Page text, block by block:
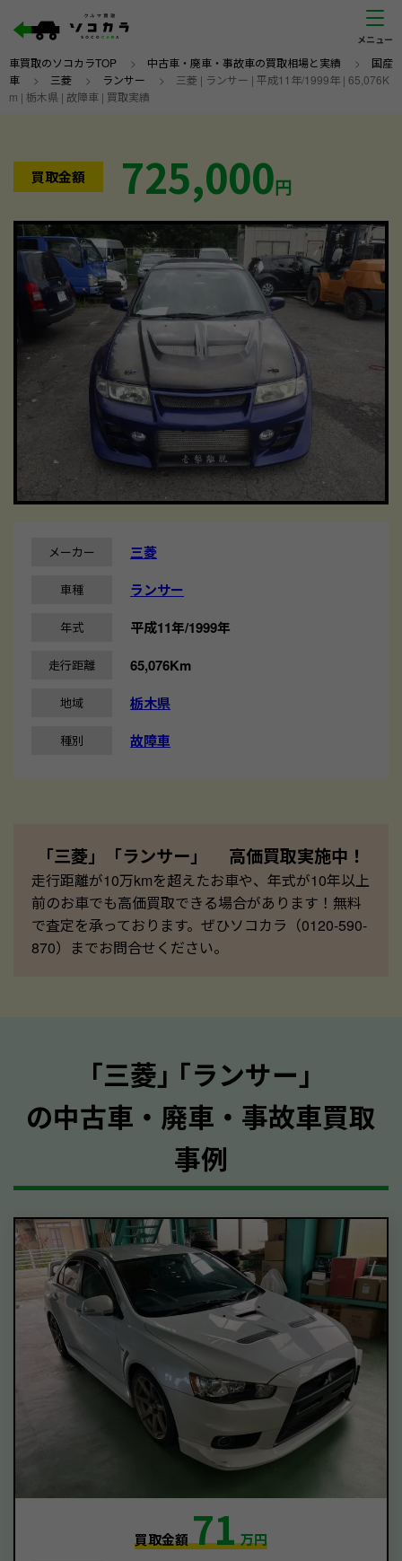
車買取のソコカラTOP > 中古車・廃車・事故車の買取相場と実績 > 国産
車 > 三菱 > ランサー > 三菱 | ランサー | 平成11年/1999年 | 65,076K
m | 栃木県 | 故障車 | 買取実績
買取金額 725,000円
メーカー 三菱
車種 ランサー
年式 平成11年/1999年
走行距離 65,076Km
地域 栃木県
種別 故障車
「三菱」「ランサー」 高価買取実施中！
走行距離が10万kmを超えたお車や、年式が10年以上
前のお車でも高価買取できる場合があります！無料
で査定を承っております。ぜひソコカラ（0120-590-
870）までお問合せください。
｢三菱｣ ｢ランサー｣
の中古車・廃車・事故車買取
事例
買取金額71万円